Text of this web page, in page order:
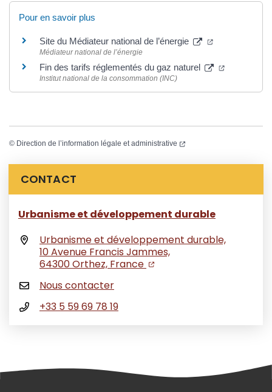
Pour en savoir plus
Site du Médiateur national de l’énergie (ouverture
Médiateur national de l’énergie
Fin des tarifs réglementés du gaz naturel (ouverture
Institut national de la consommation (INC)
© Direction de l’information légale et administrative (ouverture dans un
Informations complémentaires
CONTACT
Urbanisme et développement durable
Urbanisme et développement durable,
10 Avenue Francis Jammes,
64300 Orthez, France (ouverture dans un
(ouverture dans un
Nous contacter
+33 5 59 69 78 19